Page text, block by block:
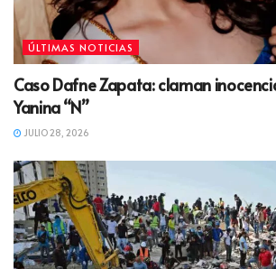
ÚLTIMAS NOTICIAS
Caso Dafne Zapata: claman
Yanina “N”
JULIO 28, 2026